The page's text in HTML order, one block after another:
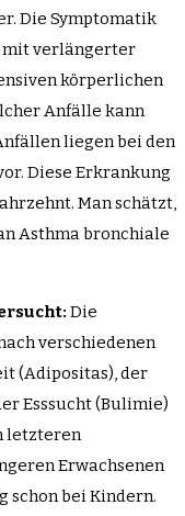
Die Symptomatik
mit verlängerter
körperlichen
Anfälle kann
liegen bei den
Diese Erkrankung
Man schätzt,
Asthma bronchiale
Die
verschiedenen
(Adipositas), der
Esssucht (Bulimie)
letzteren
Erwachsenen
schon bei Kindern.